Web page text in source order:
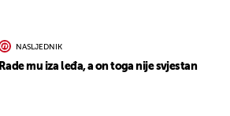
NASLJEDNIK
Rade mu iza leđa, a on toga nije svjestan